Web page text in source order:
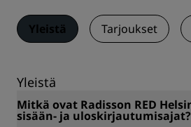
Yleistä Tarjoukset
Yleistä
Mitkä ovat Radisson RED
sisään- ja uloskirjautumisajat?